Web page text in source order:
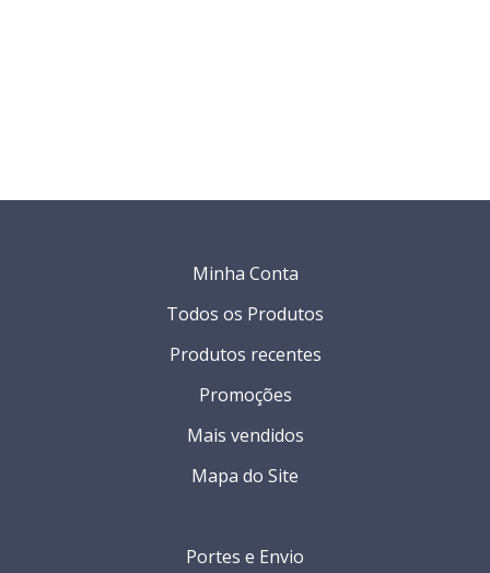
Portes e Envio
Minha Conta
Todos os Produtos
Produtos recentes
Promoções
Mais vendidos
Mapa do Site